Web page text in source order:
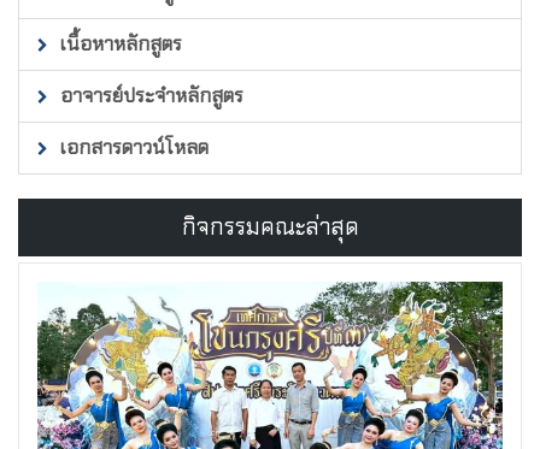
เนื้อหาหลักสูตร
อาจารย์ประจำหลักสูตร
เอกสารดาวน์โหลด
กิจกรรมคณะล่าสุด